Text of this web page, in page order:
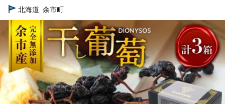
TOP
北海道 余市町